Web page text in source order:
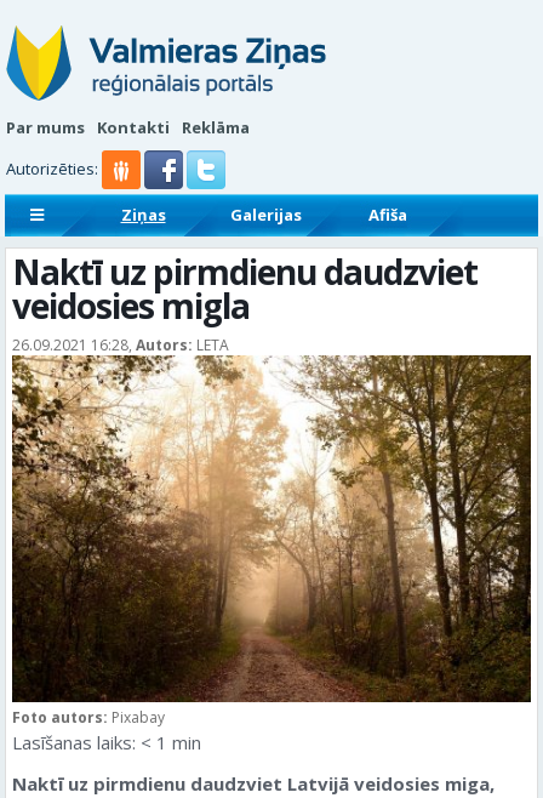
Par mums Kontakti
Reklāma
Autorizēties:
Ziņas Galerijas
Afiša
Sludinājumi
Reklāmraksti
Naktī uz pirmdienu daudzviet
veidosies migla
26.09.2021 16:28, Autors: LETA
Foto autors: Pixabay
Lasīšanas laiks: < 1 min
Naktī uz pirmdienu daudzviet Latvijā veidosies miga,